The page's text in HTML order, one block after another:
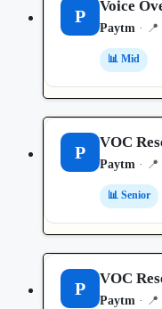
P Voice
Paytm ·
📊 Mid
P VOC
Paytm ·
📊 Senior
P VOC
Paytm ·